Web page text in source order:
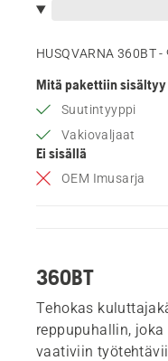
HUSQVARNA 360BT
Mitä pakettiin sisältyy
Suutintyyppi
Vakiovaljaat
Ei sisällä
OEM Imusarja
360BT
Tehokas
reppupuhallin,
vaativiin